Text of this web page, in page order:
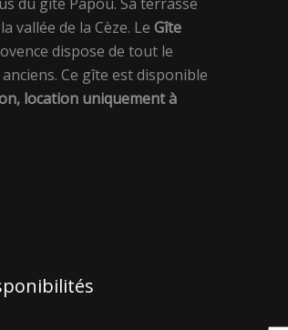
vallée de la Cèze. Le Gîte
dispose de tout le
Ce gîte est disponible
location uniquement à